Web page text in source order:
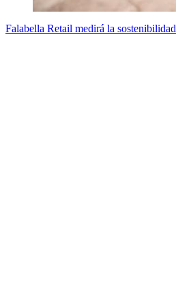
Falabella Retail medirá la